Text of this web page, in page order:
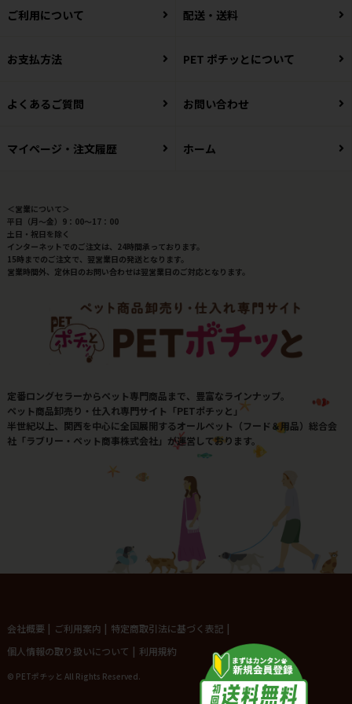
ご利用について 配送・送料
お支払方法 PET ポチッとについて
よくあるご質問 お問い合わせ
マイページ・注文履歴 ホーム
＜営業について＞
平日（月～金）9：00～17：00
土日・祝日を除く
インターネットでのご注文は、24時間承っております。
15時までのご注文で、翌営業日の発送となります。
営業時間外、定休日のお問い合わせは翌営業日のご対応となります。
定番ロングセラーからペット専門商品まで、豊富なラインナップ。
ペット商品卸売り・仕入れ専門サイト「PETポチッと」
半世紀以上、関西を中心に全国展開するオールペット（フード＆用品）総合会
社「ラブリー・ペット商事株式会社」が運営しております。
会社概要 | ご利用案内 | 特定商取引法に基づく表記 |
個人情報の取り扱いについて | 利用規約
© PETポチッと All Rights Reserved.